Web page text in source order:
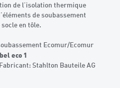
de l’isolation thermique
de soubassement
en tôle.
Ecomur/Ecomur
eco 1
Stahlton Bauteile AG